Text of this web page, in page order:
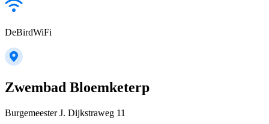
DeBirdWiFi
Zwembad Bloemketerp
Burgemeester J. Dijkstraweg 11